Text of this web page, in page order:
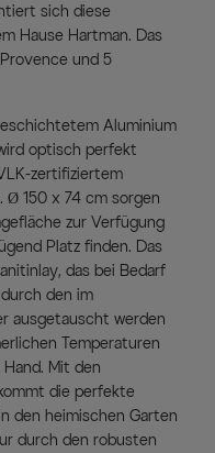
sich diese
Hause Hartman. Das
und 5
Aluminium
optisch perfekt
zertifiziertem
Ø 150 x 74 cm sorgen
zur Verfügung
Platz finden. Das
das bei Bedarf
den im
ausgetauscht werden
Temperaturen
Mit den
die perfekte
den heimischen Garten
durch den robusten